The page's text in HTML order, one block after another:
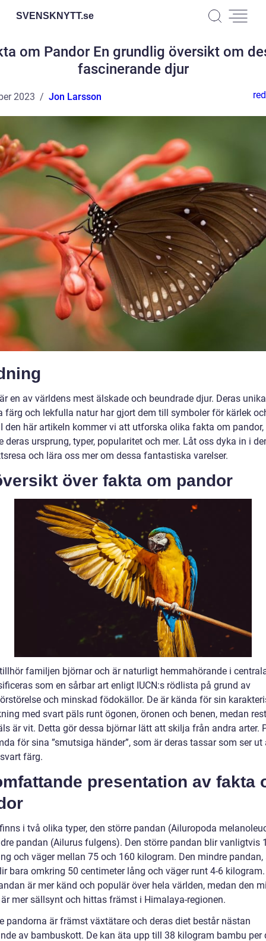
SVENSKNYTT.se
om Pandor En grundlig översikt om
fascinerande djur
2023 Jon Larsson
en av världens mest älskade och beundrade djur. Deras unika
färg och lekfulla natur har gjort dem till symboler för kärlek
den här artikeln kommer vi att utforska olika fakta om pandor,
deras ursprung, typer, popularitet och mer. Låt oss dyka in i
och lära oss mer om dessa fantastiska varelser.
över fakta om pandor
familjen björnar och är naturligt hemmahörande i
som en sårbar art enligt IUCN:s rödlista på grund av
och minskad födokällor. De är kända för sin
med svart päls runt ögonen, öronen och benen, medan
är vit. Detta gör dessa björnar lätt att skilja från andra arter.
för sina ”smutsiga händer”, som är deras tassar som ser ut
färg.
presentation av fakta
i två olika typer, den större pandan (Ailuropoda
pandan (Ailurus fulgens). Den större pandan blir vanligtvis
och väger mellan 75 och 160 kilogram. Den mindre pandan,
bara omkring 50 centimeter lång och väger runt 4-6
är mer känd och populär över hela världen, medan den
mer sällsynt och hittas främst i Himalaya-regionen.
pandorna är främst växtätare och deras diet består nästan
av bambuskott. De kan äta upp till 38 kilogram bambu per